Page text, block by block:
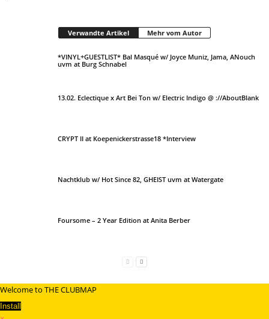
Verwandte Artikel Mehr vom Autor
*VINYL+GUESTLIST* Bal Masqué w/ Joyce Muniz, Jama, ANouch
uvm at Burg Schnabel
13.02. Eclectique x Art Bei Ton w/ Electric Indigo @ ://AboutBlank
CRYPT II at Koepenickerstrasse18 *Interview
Nachtklub w/ Hot Since 82, GHEIST uvm at Watergate
Foursome – 2 Year Edition at Anita Berber
Welcome to THE CLUBMAP
Install